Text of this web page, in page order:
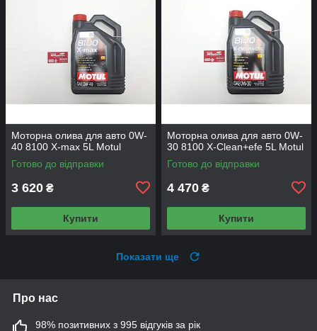
Моторна олива для авто 0W-
40 8100 X-max 5L Motul
Готово до відправки
3 620 ₴
Купити
Моторна олива для авто 0W-
30 8100 X-Сlean+efe 5L Motul
Готово до відправки
4 470 ₴
Купити
Показати ще
Про нас
98% позитивних з 995 відгуків за рік